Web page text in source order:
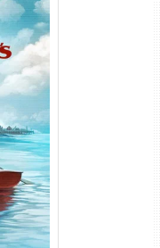
Bay
(2026)
Áudio